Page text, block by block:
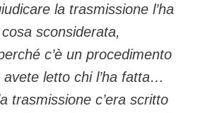
la trasmissione l’ha
sconsiderata,
c’è un procedimento
letto chi l’ha fatta…
trasmissione c’era scritto